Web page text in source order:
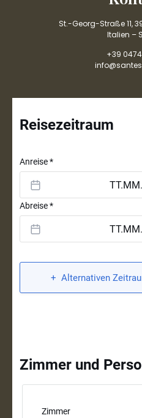
St.-Georg-Straße 11,
Italien –
+39